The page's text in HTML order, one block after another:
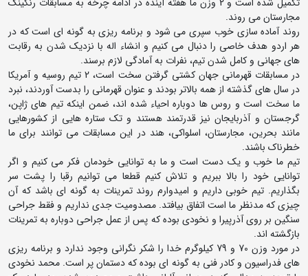
مجارستان می روند.
روند آماده سازی خوب سپری می شود و برنامه ریزی به گونه ای است که در
هر اردو هدف خاصی را دنبال می کنیم و انشاء اله با نزدیک شدن به رقابت
های جهانی و کامل شدن تیم، نفرات به آمادگی لازم برسند.
در مسابقات قهرمانی جهان کشتی گرفتن سخت است، 2 تیم روسیه و آمریکا
در سال های گذشته از همه بالاتر بودند و عنوان قهرمانی را بدست آوردند، نبرد
ما سخت است و روس ها دوباره احیاء شده اند، ضمن اینکه تیم های ژاپن،
گرجستان و آذربایجان نیز قدرتمند هستند و تک ستاره هایی از کشورهایی
مانند بحرین، مجارستان، اسلواکی، هند در این مسابقات می توانند برای ما
خطرناک باشند.
تیم ما خوب و یک دست است و ما به توانایی خودمان فکر می کنیم و اگر
توانایی خود را بالا ببریم و تلاش کنیم قطعا می توانیم رقبا را پشت سر
بگذاریم. تیم خوبی داریم و امیدوارم روند تمرینات به گونه ای باشد که آن
چیزی که مدنظر ما است اتفاق بیافتد. مصدومیت جدی نداریم و فقط جراحی
سنگین بر روی آذرپیرا و نخودی بوده که پس از عمل جراحی دوباره به تمرینات
بازگشته اند.
در مورد وزن 70 و 79 کیلوگرم خدا را شکر نگرانی وجود ندارد و برنامه ریزی
های فدراسیون و کادر فنی به گونه ای بوده که دستمان پر است. محمد نخودی